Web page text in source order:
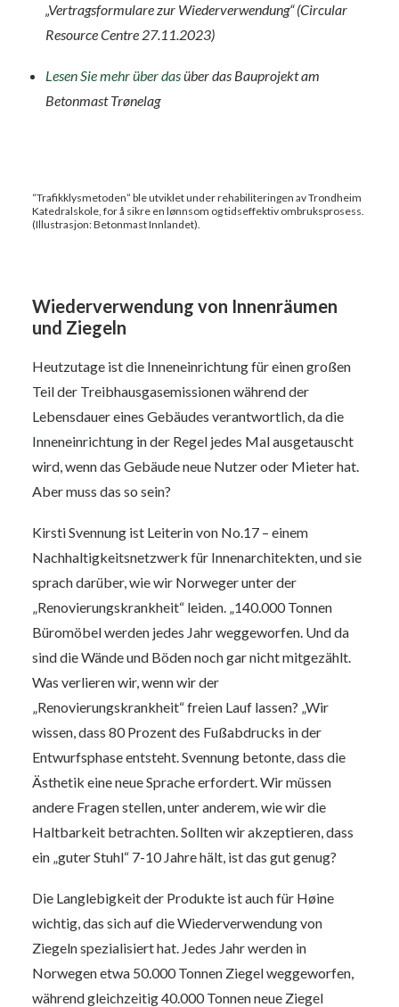
„Vertragsformulare zur Wiederverwendung“ (Circular
Resource Centre 27.11.2023)
Lesen Sie mehr über dasüber das Bauprojekt am
Betonmast Trønelag
“Trafikklysmetoden” ble utviklet under rehabiliteringen av Trondheim
Katedralskole, for å sikre en lønnsom og tidseffektiv ombruksprosess.
(Illustrasjon: Betonmast Innlandet).
Wiederverwendung von Innenräumen
und Ziegeln
Heutzutage ist die Inneneinrichtung für einen großen
Teil der Treibhausgasemissionen während der
Lebensdauer eines Gebäudes verantwortlich, da die
Inneneinrichtung in der Regel jedes Mal ausgetauscht
wird, wenn das Gebäude neue Nutzer oder Mieter hat.
Aber muss das so sein?
Kirsti Svennung ist Leiterin von No.17 – einem
Nachhaltigkeitsnetzwerk für Innenarchitekten, und sie
sprach darüber, wie wir Norweger unter der
„Renovierungskrankheit“ leiden. „140.000 Tonnen
Büromöbel werden jedes Jahr weggeworfen. Und da
sind die Wände und Böden noch gar nicht mitgezählt.
Was verlieren wir, wenn wir der
„Renovierungskrankheit“ freien Lauf lassen? „Wir
wissen, dass 80 Prozent des Fußabdrucks in der
Entwurfsphase entsteht. Svennung betonte, dass die
Ästhetik eine neue Sprache erfordert. Wir müssen
andere Fragen stellen, unter anderem, wie wir die
Haltbarkeit betrachten. Sollten wir akzeptieren, dass
ein „guter Stuhl“ 7-10 Jahre hält, ist das gut genug?
Die Langlebigkeit der Produkte ist auch für Høine
wichtig, das sich auf die Wiederverwendung von
Ziegeln spezialisiert hat. Jedes Jahr werden in
Norwegen etwa 50.000 Tonnen Ziegel weggeworfen,
während gleichzeitig 40.000 Tonnen neue Ziegel